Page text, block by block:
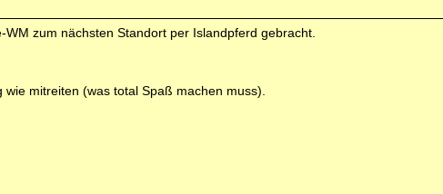
zum nächsten Standort per Islandpferd gebracht.
mitreiten (was total Spaß machen muss).